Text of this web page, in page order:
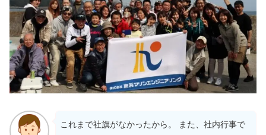
これまで社旗がなかったから。 また、社内行事で